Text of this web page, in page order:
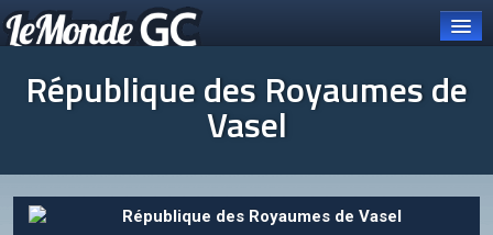
Carte et pays
République des Royaumes de
Vasel
République des Royaumes de Vasel